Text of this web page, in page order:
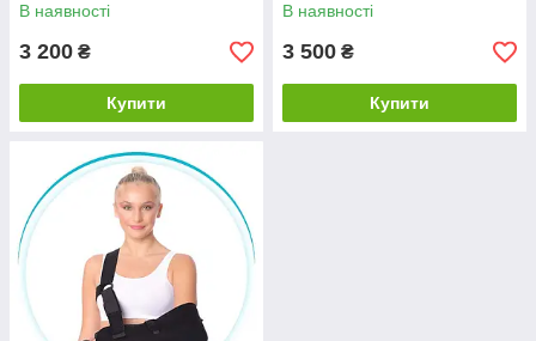
В наявності
3 200 ₴
Купити
В наявності
3 500 ₴
Купити